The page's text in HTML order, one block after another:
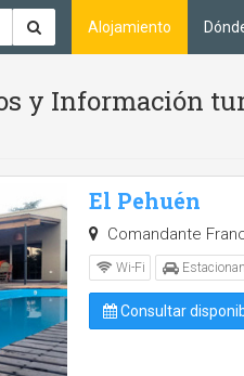
Alojamiento
y Información
El Pehuén
Comandante
Wi-Fi
Consultar